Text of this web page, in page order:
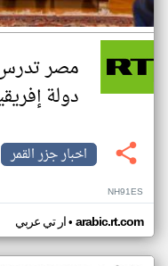
مصر
دولة
اخبار جزر القمر
NH91ES
ار تي عربي• arabic.rt.com